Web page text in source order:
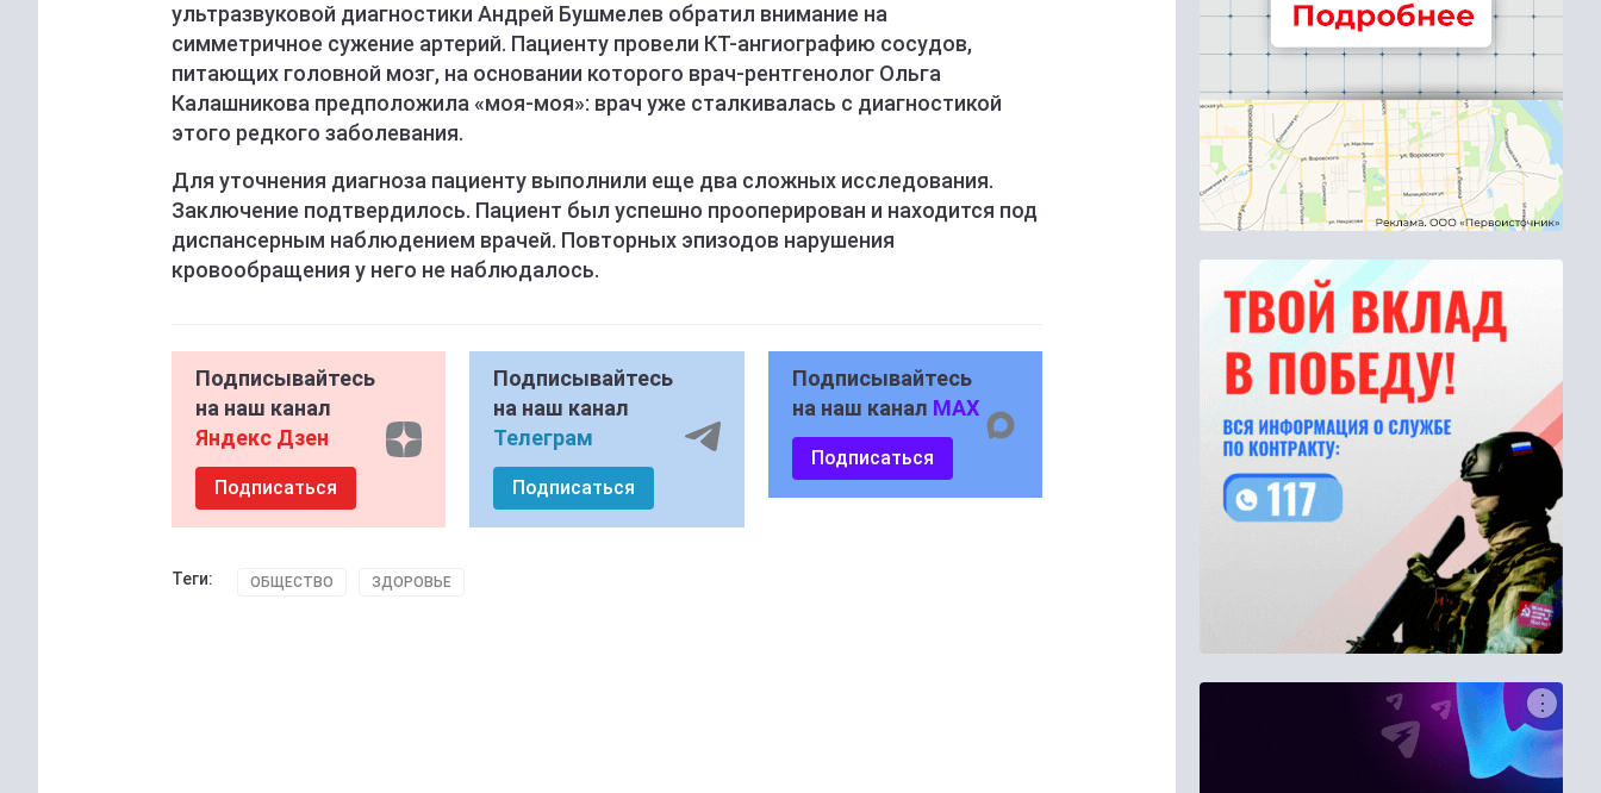
ультразвуковой диагностики Андрей Бушмелев обратил внимание на
симметричное сужение артерий. Пациенту провели КТ-ангиографию сосудов,
питающих головной мозг, на основании которого врач-рентгенолог Ольга
Калашникова предположила «моя-моя»: врач уже сталкивалась с диагностикой
этого редкого заболевания.
Для уточнения диагноза пациенту выполнили еще два сложных исследования.
Заключение подтвердилось. Пациент был успешно прооперирован и находится под
диспансерным наблюдением врачей. Повторных эпизодов нарушения
кровообращения у него не наблюдалось.
Подписывайтесь
на наш канал
Яндекс Дзен
Подписаться
Подписывайтесь
на наш канал
Телеграм
Подписаться
Подписывайтесь
на наш канал MAX
Подписаться
Теги: ОБЩЕСТВО ЗДОРОВЬЕ